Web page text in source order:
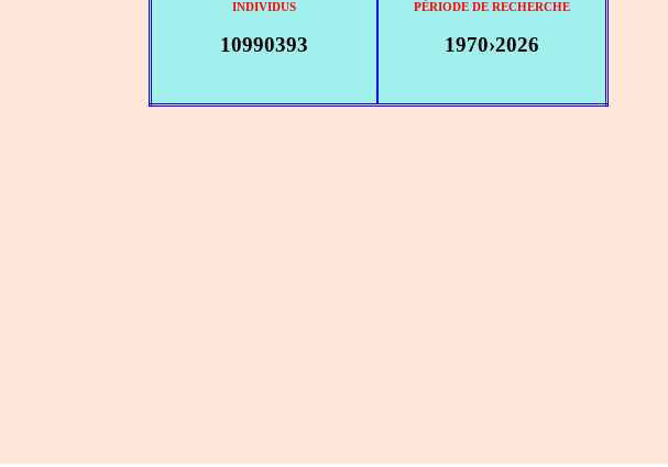
INDIVIDUS
10990393
PÉRIODE DE RECHERCHE
1970›2026